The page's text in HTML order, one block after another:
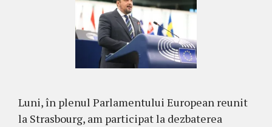
Luni, în plenul Parlamentului European reunit
la Strasbourg, am participat la dezbaterea